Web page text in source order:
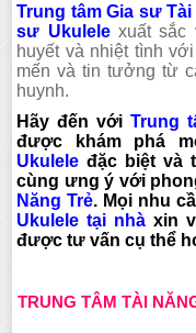
Trung tâm Gia sư Tài
sư Ukulelexuất sắc
huyết và nhiệt tình
mến và tin tưởng từ
huynh.
Hãy đến vớiTrung
được khám phá
U kulele đặc biệt và
cùng ưng ý với
Năng Trẻ. Mọi nhu
Ukulele tại nhà xin
được tư vấn cụ thể
TRUNG TÂM TÀI